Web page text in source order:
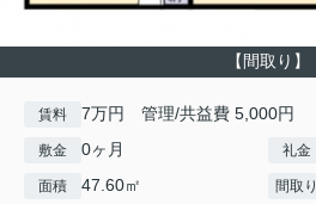
【間取り】
賃料 7万円 管理/共益費 5,000円
敷金 0ヶ月 礼金
面積 47.60㎡ 間取り